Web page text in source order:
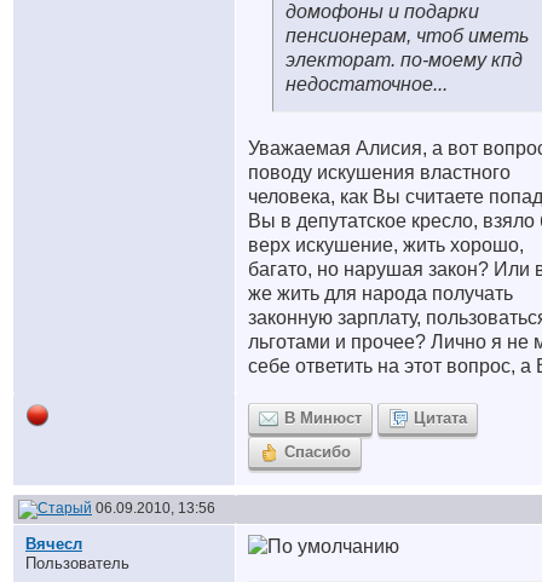
домофоны и подарки
пенсионерам, чтоб иметь
электорат. по-моему кпд
недостаточное...
Уважаемая Алисия, а вот
поводу искушения властного
человека, как Вы считаете
Вы в депутатское кресло,
верх искушение, жить хорошо,
багато, но нарушая закон? Или
же жить для народа получать
законную зарплату,
льготами и прочее? Лично я не
себе ответить на этот вопрос,
В Минюст
Цитата
Спасибо
06.09.2010, 13:56
Вячесл
Пользователь